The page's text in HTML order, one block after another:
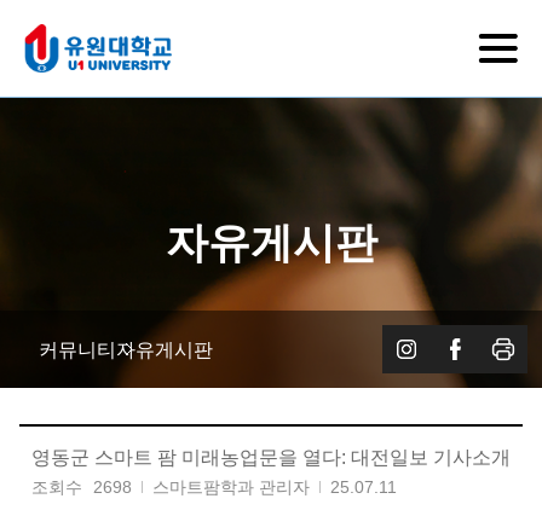
자유게시판
커뮤니티 자유게시판
영동군 스마트 팜 미래농업문을 열다: 대전일보 기사소개
조회수 2698 스마트팜학과 관리자 25.07.11